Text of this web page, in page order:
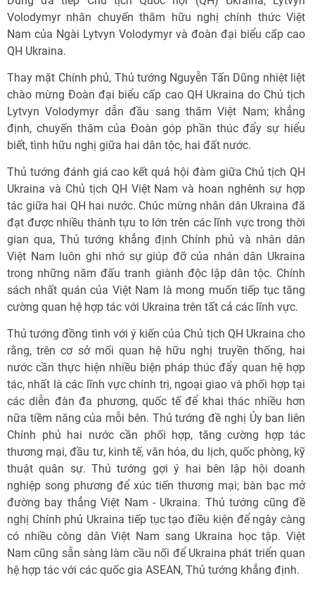
Volodymyr nhân chuyến thăm hữu nghị chính thức Việt
Nam của Ngài Lytvyn Volodymyr và đoàn đại biểu cấp cao
QH Ukraina.
Thay mặt Chính phủ, Thủ tướng Nguyễn Tấn Dũng nhiệt liệt
chào mừng Đoàn đại biểu cấp cao QH Ukraina do Chủ tịch
Lytvyn Volodymyr dẫn đầu sang thăm Việt Nam; khẳng
định, chuyến thăm của Đoàn góp phần thúc đẩy sự hiểu
biết, tình hữu nghị giữa hai dân tộc, hai đất nước.
Thủ tướng đánh giá cao kết quả hội đàm giữa Chủ tịch QH
Ukraina và Chủ tịch QH Việt Nam và hoan nghênh sự hợp
tác giữa hai QH hai nước. Chúc mừng nhân dân Ukraina đã
đạt được nhiều thành tựu to lớn trên các lĩnh vực trong thời
gian qua, Thủ tướng khẳng định Chính phủ và nhân dân
Việt Nam luôn ghi nhớ sự giúp đỡ của nhân dân Ukraina
trong những năm đấu tranh giành độc lập dân tộc. Chính
sách nhất quán của Việt Nam là mong muốn tiếp tục tăng
cường quan hệ hợp tác với Ukraina trên tất cả các lĩnh vực.
Thủ tướng đồng tình với ý kiến của Chủ tịch QH Ukraina cho
rằng, trên cơ sở mối quan hệ hữu nghị truyền thống, hai
nước cần thực hiện nhiều biện pháp thúc đẩy quan hệ hợp
tác, nhất là các lĩnh vực chính trị, ngoại giao và phối hợp tại
các diễn đàn đa phương, quốc tế để khai thác nhiều hơn
nữa tiềm năng của mỗi bên. Thủ tướng đề nghị Ủy ban liên
Chính phủ hai nước cần phối hợp, tăng cường hợp tác
thương mại, đầu tư, kinh tế, văn hóa, du lịch, quốc phòng, kỹ
thuật quân sự. Thủ tướng gợi ý hai bên lập hội doanh
nghiệp song phương để xúc tiến thương mại; bàn bạc mở
đường bay thẳng Việt Nam - Ukraina. Thủ tướng cũng đề
nghị Chính phủ Ukraina tiếp tục tạo điều kiện để ngày càng
có nhiều công dân Việt Nam sang Ukraina học tập. Việt
Nam cũng sẵn sàng làm cầu nối để Ukraina phát triển quan
hệ hợp tác với các quốc gia ASEAN, Thủ tướng khẳng định.